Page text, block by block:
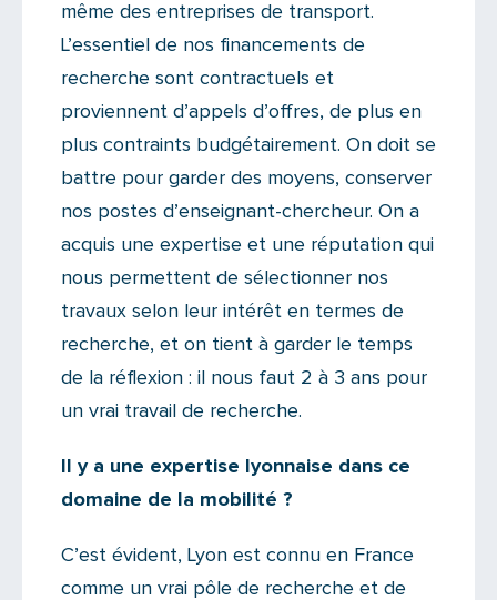
même des entreprises de transport.
L’essentiel de nos financements de
recherche sont contractuels et
proviennent d’appels d’offres, de plus en
plus contraints budgétairement. On doit se
battre pour garder des moyens, conserver
nos postes d’enseignant-chercheur. On a
acquis une expertise et une réputation qui
nous permettent de sélectionner nos
travaux selon leur intérêt en termes de
recherche, et on tient à garder le temps
de la réflexion : il nous faut 2 à 3 ans pour
un vrai travail de recherche.
Il y a une expertise lyonnaise dans ce
domaine de la mobilité ?
C’est évident, Lyon est connu en France
comme un vrai pôle de recherche et de